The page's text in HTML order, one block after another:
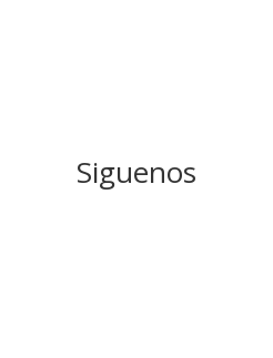
Siguenos